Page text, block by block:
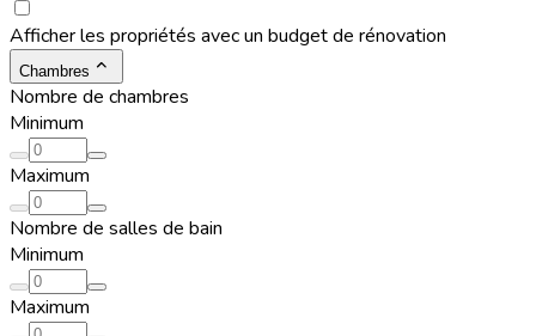
Afficher les propriétés avec un budget de rénovation
Chambres
Nombre de chambres
Minimum
Maximum
Nombre de salles de bain
Minimum
Maximum